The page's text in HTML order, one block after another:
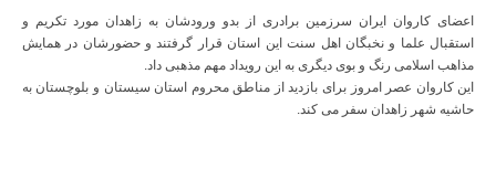
اعضای کاروان ایران سرزمین برادری از بدو ورودشان به زاهدان مورد تکریم و
استقبال علما و نخبگان اهل سنت این استان قرار گرفتند و حضورشان در همایش
مذاهب اسلامی رنگ و بوی دیگری به این رویداد مهم مذهبی داد.
این کاروان عصر امروز برای بازدید از مناطق محروم استان سیستان و بلوچستان به
حاشیه شهر زاهدان سفر می کند.